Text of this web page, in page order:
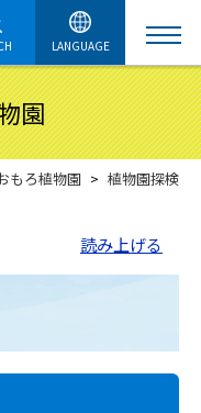
LANGUAGE
園
もろ植物園
植物園探検
読み上げる